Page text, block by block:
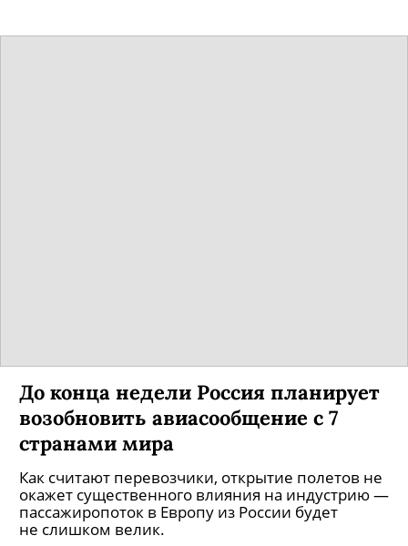
До конца недели Россия планирует
возобновить авиасообщение с 7
странами мира
Как считают перевозчики, открытие полетов не
окажет существенного влияния на индустрию —
пассажиропоток в Европу из России будет
не слишком велик.